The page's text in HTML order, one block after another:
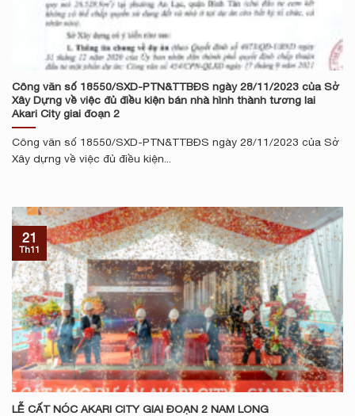
Công văn số 18550/SXD-PTN&TTBĐS ngày 28/11/2023 của Sở
Xây Dựng về việc đủ điều kiện bán nhà hình thành tương lai
Akari City giai đoạn 2
Công văn số 18550/SXD-PTN&TTBĐS ngày 28/11/2023 của Sở
Xây dựng về việc đủ điều kiện...
LỄ CẤT NÓC AKARI CITY GIAI ĐOẠN 2 NAM LONG
21
Th11